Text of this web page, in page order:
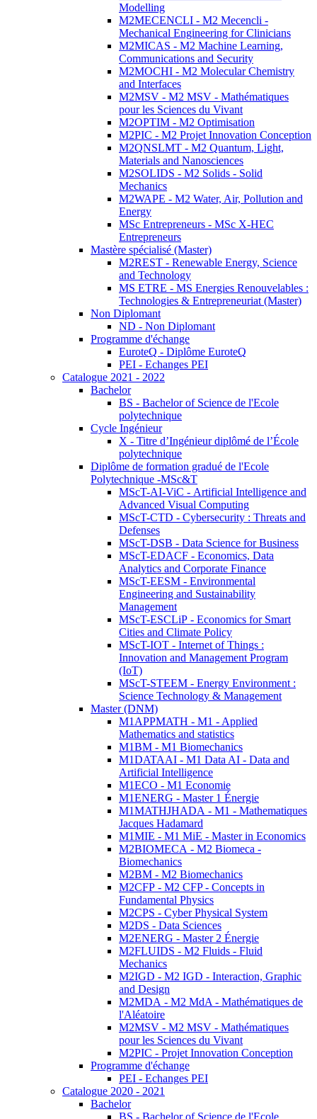
Modelling
M2MECENCLI - M2 Mecencli -
Mechanical Engineering for Clinicians
M2MICAS - M2 Machine Learning,
Communications and Security
M2MOCHI - M2 Molecular Chemistry
and Interfaces
M2MSV - M2 MSV - Mathématiques
pour les Sciences du Vivant
M2OPTIM - M2 Optimisation
M2PIC - M2 Projet Innovation Conception
M2QNSLMT - M2 Quantum, Light,
Materials and Nanosciences
M2SOLIDS - M2 Solids - Solid
Mechanics
M2WAPE - M2 Water, Air, Pollution and
Energy
MSc Entrepreneurs - MSc X-HEC
Entrepreneurs
Mastère spécialisé (Master)
M2REST - Renewable Energy, Science
and Technology
MS ETRE - MS Energies Renouvelables :
Technologies & Entrepreneuriat (Master)
Non Diplomant
ND - Non Diplomant
Programme d'échange
EuroteQ - Diplôme EuroteQ
PEI - Echanges PEI
Catalogue 2021 - 2022
Bachelor
BS - Bachelor of Science de l'Ecole
polytechnique
Cycle Ingénieur
X - Titre d’Ingénieur diplômé de l’École
polytechnique
Diplôme de formation gradué de l'Ecole
Polytechnique -MSc&T
MScT-AI-ViC - Artificial Intelligence and
Advanced Visual Computing
MScT-CTD - Cybersecurity : Threats and
Defenses
MScT-DSB - Data Science for Business
MScT-EDACF - Economics, Data
Analytics and Corporate Finance
MScT-EESM - Environmental
Engineering and Sustainability
Management
MScT-ESCLiP - Economics for Smart
Cities and Climate Policy
MScT-IOT - Internet of Things :
Innovation and Management Program
(IoT)
MScT-STEEM - Energy Environment :
Science Technology & Management
Master (DNM)
M1APPMATH - M1 - Applied
Mathematics and statistics
M1BM - M1 Biomechanics
M1DATAAI - M1 Data AI - Data and
Artificial Intelligence
M1ECO - M1 Economie
M1ENERG - Master 1 Énergie
M1MATHJHADA - M1 - Mathematiques
Jacques Hadamard
M1MIE - M1 MiE - Master in Economics
M2BIOMECA - M2 Biomeca -
Biomechanics
M2BM - M2 Biomechanics
M2CFP - M2 CFP - Concepts in
Fundamental Physics
M2CPS - Cyber Physical System
M2DS - Data Sciences
M2ENERG - Master 2 Énergie
M2FLUIDS - M2 Fluids - Fluid
Mechanics
M2IGD - M2 IGD - Interaction, Graphic
and Design
M2MDA - M2 MdA - Mathématiques de
l'Aléatoire
M2MSV - M2 MSV - Mathématiques
pour les Sciences du Vivant
M2PIC - Projet Innovation Conception
Programme d'échange
PEI - Echanges PEI
Catalogue 2020 - 2021
Bachelor
BS - Bachelor of Science de l'Ecole